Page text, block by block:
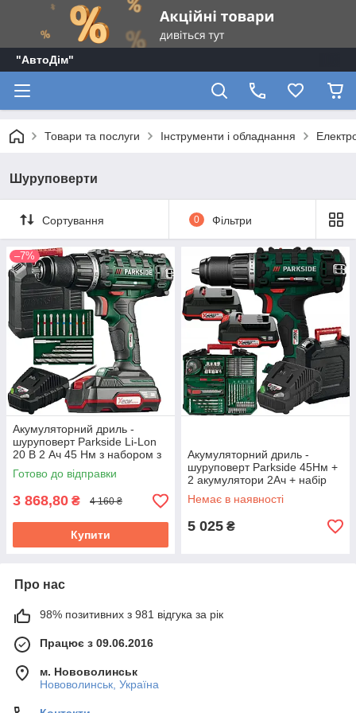
"АвтоДім"
Товари та послуги Інструменти і обладнання
Шуруповерти
Сортування 0 Фільтри
–7%
Акумуляторний дриль -
шуруповерт Parkside Li-Lon
20 В 2 Ач 45 Нм з набором з
8+8 біт та свердлів (PABS 20-
Li l9)
Готово до відправки
3 868,80 ₴ 4 160 ₴
Купити
Акумуляторний дриль -
шуруповерт Parkside 45Нм +
2 акумулятори 2Ач + набір
інструментів 73 шт (PABS 20-
Li G8)
Немає в наявності
5 025 ₴
Про нас
98% позитивних з 981 відгука за рік
Працює з 09.06.2016
м. Нововолинськ
Нововолинськ, Україна